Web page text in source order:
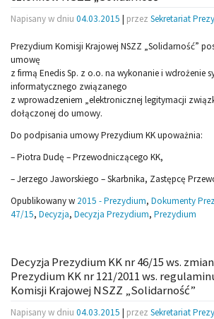
Napisany w dniu 04.03.2015 | przez Sekretariat
Prezydium Komisji Krajowej NSZZ „Solidarność”
umowę
z firmą Enedis Sp. z o.o. na wykonanie i wdrożenie
informatycznego związanego
z wprowadzeniem „elektronicznej legitymacji
dołączonej do umowy.
Do podpisania umowy Prezydium KK upoważnia:
– Piotra Dudę – Przewodniczącego KK,
– Jerzego Jaworskiego – Skarbnika, Zastępcę
Opublikowany w 2015 - Prezydium, Dokumenty
47/15, Decyzja, Decyzja Prezydium, Prezydium
Decyzja Prezydium KK nr 46/15 ws.
Prezydium KK nr 121/2011 ws.
Komisji Krajowej NSZZ „Solidarność”
Napisany w dniu 04.03.2015 | przez Sekretariat